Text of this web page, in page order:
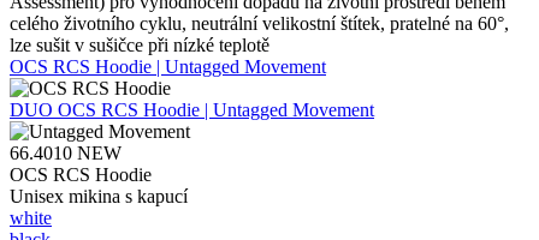
celého životního cyklu, neutrální velikostní štítek, pratelné na 60°,
lze sušit v sušičce při nízké teplotě
OCS RCS Hoodie | Untagged Movement
DUO OCS RCS Hoodie | Untagged Movement
66.4010 NEW
OCS RCS Hoodie
Unisex mikina s kapucí
white